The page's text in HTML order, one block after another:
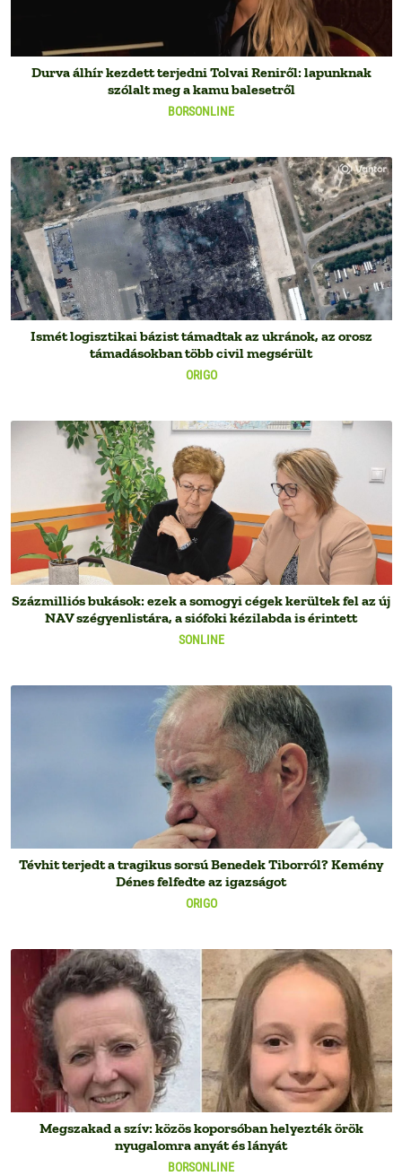
BORSONLINE
Durva álhír kezdett terjedni Tolvai Reniről: lapunknak
szólalt meg a kamu balesetről
ORIGO
Ismét logisztikai bázist támadtak az ukránok, az orosz
támadásokban több civil megsérült
SONLINE
Százmilliós bukások: ezek a somogyi cégek kerültek fel az új
NAV szégyenlistára, a siófoki kézilabda is érintett
ORIGO
Tévhit terjedt a tragikus sorsú Benedek Tiborról? Kemény
Dénes felfedte az igazságot
BORSONLINE
Megszakad a szív: közös koporsóban helyezték örök
nyugalomra anyát és lányát